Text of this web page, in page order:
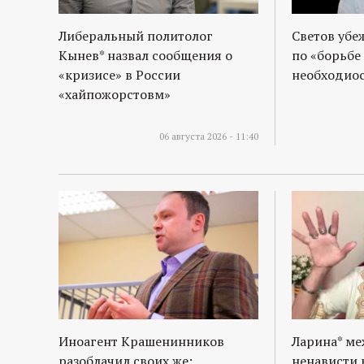
Либеральный политолог
Кынев* назвал сообщения о
«кризисе» в России
«хайпожорстовм»
06 августа 2026 - 11:40
Светов
по
Иноагент Крашенинников
Ларина*